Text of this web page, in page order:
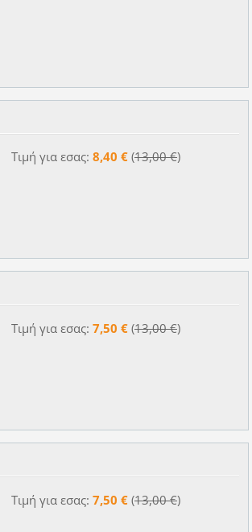
Τιμή για εσας: 8,40 €(13,00 €)
Τιμή για εσας: 7,50 €(13,00 €)
Τιμή για εσας: 7,50 €(13,00 €)